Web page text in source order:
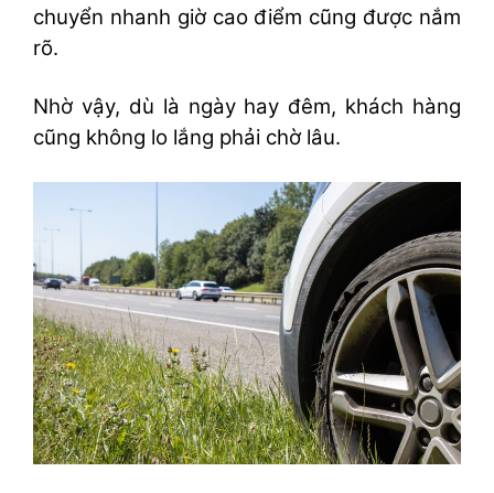
chuyển nhanh giờ cao điểm cũng được nắm
rõ.
Nhờ vậy, dù là ngày hay đêm, khách hàng
cũng không lo lắng phải chờ lâu.